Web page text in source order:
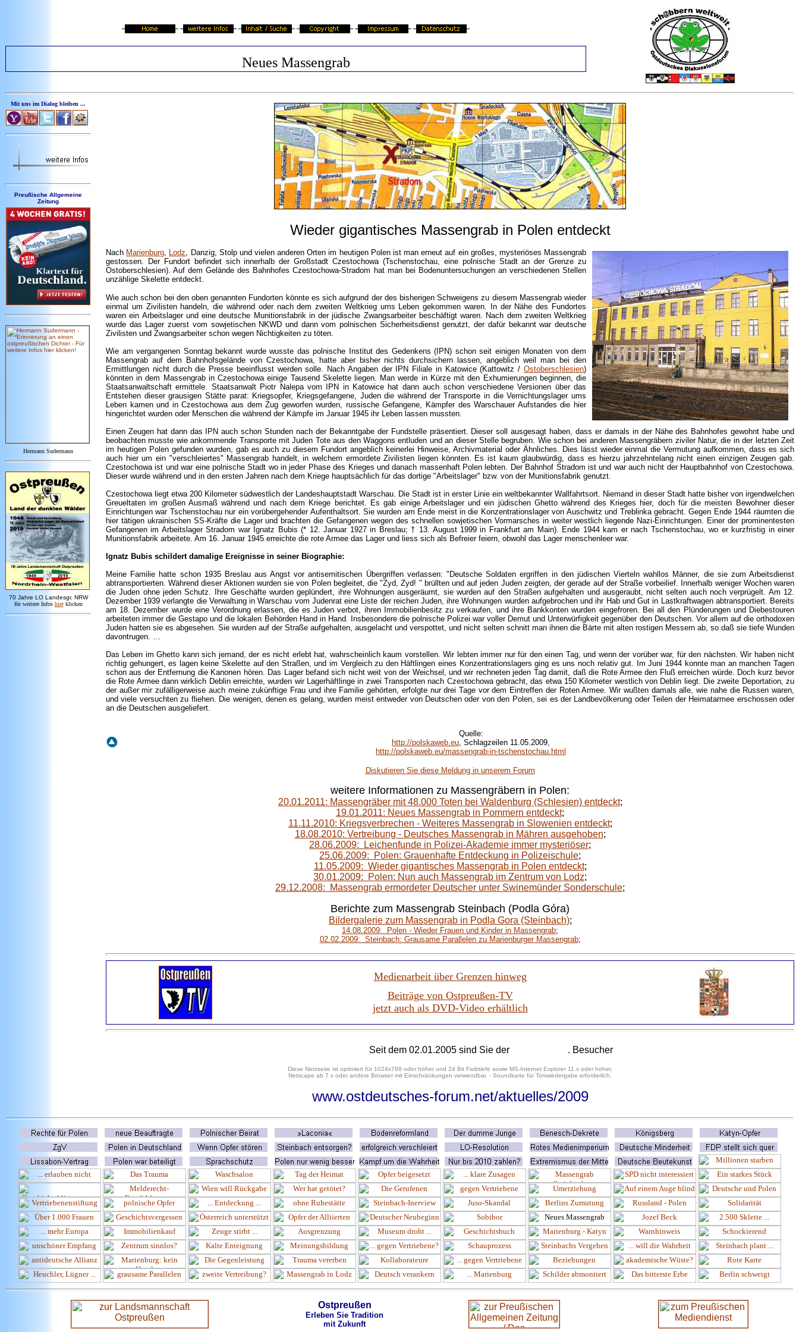
Neues Massengrab
Mit uns im Dialog bleiben ...
Preußische Allgemeine
Zeitung
Hermann Sudermann
70 Jahre LO Landesgr. NRW
für weitere Infos hier klicken
Wieder gigantisches Massengrab in Polen entdeckt
Nach Marienburg, Lodz, Danzig, Stolp und vielen anderen Orten im heutigen Polen ist man erneut auf ein großes, mysteriöses Massengrab
gestossen. Der Fundort befindet sich innerhalb der Großstadt Czestochowa (Tschenstochau, eine polnische Stadt an der Grenze zu
Ostoberschlesien). Auf dem Gelände des Bahnhofes Czestochowa-Stradom hat man bei Bodenuntersuchungen an verschiedenen Stellen
unzählige Skelette entdeckt.
Wie auch schon bei den oben genannten Fundorten könnte es sich aufgrund der des bisherigen Schweigens zu diesem Massengrab wieder
einmal um Zivilisten handeln, die während oder nach dem zweiten Weltkrieg ums Leben gekommen waren. In der Nähe des Fundortes
waren ein Arbeitslager und eine deutsche Munitionsfabrik in der jüdische Zwangsarbeiter beschäftigt waren. Nach dem zweiten Weltkrieg
wurde das Lager zuerst vom sowjetischen NKWD und dann vom polnischen Sicherheitsdienst genutzt, der dafür bekannt war deutsche
Zivilisten und Zwangsarbeiter schon wegen Nichtigkeiten zu töten.
Wie am vergangenen Sonntag bekannt wurde wusste das polnische Institut des Gedenkens (IPN) schon seit einigen Monaten von dem
Massengrab auf dem Bahnhofsgelände von Czestochowa, hatte aber bisher nichts durchsichern lassen, angeblich weil man bei den
Ermittlungen nicht durch die Presse beeinflusst werden solle. Nach Angaben der IPN Filiale in Katowice (Kattowitz / Ostoberschlesien)
könnten in dem Massengrab in Czestochowa einige Tausend Skelette liegen. Man werde in Kürze mit den Exhumierungen beginnen, die
Staatsanwaltschaft ermittele. Staatsanwalt Piotr Nalepa vom IPN in Katowice hat dann auch schon verschiedene Versionen über das
Entstehen dieser grausigen Stätte parat: Kriegsopfer, Kriegsgefangene, Juden die während der Transporte in die Vernichtungslager ums
Leben kamen und in Czestochowa aus dem Zug geworfen wurden, russische Gefangene, Kämpfer des Warschauer Aufstandes die hier
hingerichtet wurden oder Menschen die während der Kämpfe im Januar 1945 ihr Leben lassen mussten.
Einen Zeugen hat dann das IPN auch schon Stunden nach der Bekanntgabe der Fundstelle präsentiert. Dieser soll ausgesagt haben, dass er damals in der Nähe des Bahnhofes gewohnt habe und
beobachten musste wie ankommende Transporte mit Juden Tote aus den Waggons entluden und an dieser Stelle begruben. Wie schon bei anderen Massengräbern ziviler Natur, die in der letzten Zeit
im heutigen Polen gefunden wurden, gab es auch zu diesem Fundort angeblich keinerlei Hinweise, Archivmaterial oder Ähnliches. Dies lässt wieder einmal die Vermutung aufkommen, dass es sich
auch hier um ein "verschleiertes" Massengrab handelt, in welchem ermordete Zivilisten liegen könnten. Es ist kaum glaubwürdig, dass es hierzu jahrzehntelang nicht einen einzigen Zeugen gab.
Czestochowa ist und war eine polnische Stadt wo in jeder Phase des Krieges und danach massenhaft Polen lebten. Der Bahnhof Stradom ist und war auch nicht der Hauptbahnhof von Czestochowa.
Dieser wurde während und in den ersten Jahren nach dem Kriege hauptsächlich für das dortige "Arbeitslager" bzw. von der Munitionsfabrik genutzt.
Czestochowa liegt etwa 200 Kilometer südwestlich der Landeshauptstadt Warschau. Die Stadt ist in erster Linie ein weltbekannter Wallfahrtsort. Niemand in dieser Stadt hatte bisher von irgendwelchen
Greueltaten im großen Ausmaß während und nach dem Kriege berichtet. Es gab einige Arbeitslager und ein jüdischen Ghetto während des Krieges hier, doch für die meisten Bewohner dieser
Einrichtungen war Tschenstochau nur ein vorübergehender Aufenthaltsort. Sie wurden am Ende meist in die Konzentrationslager von Auschwitz und Treblinka gebracht. Gegen Ende 1944 räumten die
hier tätigen ukrainischen SS-Kräfte die Lager und brachten die Gefangenen wegen des schnellen sowjetischen Vormarsches in weiter westlich liegende Nazi-Einrichtungen. Einer der prominentesten
Gefangenen im Arbeitslager Stradom war Ignatz Bubis (* 12. Januar 1927 in Breslau; † 13. August 1999 in Frankfurt am Main). Ende 1944 kam er nach Tschenstochau, wo er kurzfristig in einer
Munitionsfabrik arbeitete. Am 16. Januar 1945 erreichte die rote Armee das Lager und liess sich als Befreier feiern, obwohl das Lager menschenleer war.
Ignatz Bubis schildert damalige Ereignisse in seiner Biographie:
Meine Familie hatte schon 1935 Breslau aus Angst vor antisemitischen Übergriffen verlassen: "Deutsche Soldaten ergriffen in den jüdischen Vierteln wahllos Männer, die sie zum Arbeitsdienst
abtransportierten. Während dieser Aktionen wurden sie von Polen begleitet, die "Zyd, Zyd! " brüllten und auf jeden Juden zeigten, der gerade auf der Straße vorbeilief. Innerhalb weniger Wochen waren
die Juden ohne jeden Schutz. Ihre Geschäfte wurden geplündert, ihre Wohnungen ausgeräumt, sie wurden auf den Straßen aufgehalten und ausgeraubt, nicht selten auch noch verprügelt. Am 12.
Dezember 1939 verlangte die Verwaltung in Warschau vom Judenrat eine Liste der reichen Juden, ihre Wohnungen wurden aufgebrochen und ihr Hab und Gut in Lastkraftwagen abtransportiert. Bereits
am 18. Dezember wurde eine Verordnung erlassen, die es Juden verbot, ihren Immobilienbesitz zu verkaufen, und ihre Bankkonten wurden eingefroren. Bei all den Plünderungen und Diebestouren
arbeiteten immer die Gestapo und die lokalen Behörden Hand in Hand. Insbesondere die polnische Polizei war voller Demut und Unterwürfigkeit gegenüber den Deutschen. Vor allem auf die orthodoxen
Juden hatten sie es abgesehen. Sie wurden auf der Straße aufgehalten, ausgelacht und verspottet, und nicht selten schnitt man ihnen die Bärte mit alten rostigen Messern ab, so daß sie tiefe Wunden
davontrugen. …
Das Leben im Ghetto kann sich jemand, der es nicht erlebt hat, wahrscheinlich kaum vorstellen. Wir lebten immer nur für den einen Tag, und wenn der vorüber war, für den nächsten. Wir haben nicht
richtig gehungert, es lagen keine Skelette auf den Straßen, und im Vergleich zu den Häftlingen eines Konzentrationslagers ging es uns noch relativ gut. Im Juni 1944 konnte man an manchen Tagen
schon aus der Entfernung die Kanonen hören. Das Lager befand sich nicht weit von der Weichsel, und wir rechneten jeden Tag damit, daß die Rote Armee den Fluß erreichen würde. Doch kurz bevor
die Rote Armee dann wirklich Deblin erreichte, wurden wir Lagerhäftlinge in zwei Transporten nach Czestochowa gebracht, das etwa 150 Kilometer westlich von Deblin liegt. Die zweite Deportation, zu
der außer mir zufälligerweise auch meine zukünftige Frau und ihre Familie gehörten, erfolgte nur drei Tage vor dem Eintreffen der Roten Armee. Wir wußten damals alle, wie nahe die Russen waren,
und viele versuchten zu fliehen. Die wenigen, denen es gelang, wurden meist entweder von Deutschen oder von den Polen, sei es der Landbevölkerung oder Teilen der Heimatarmee erschossen oder
an die Deutschen ausgeliefert.
Quelle:
http://polskaweb.eu, Schlagzeilen 11.05.2009,
http://polskaweb.eu/massengrab-in-tschenstochau.html
Diskutieren Sie diese Meldung in unserem Forum
weitere Informationen zu Massengräbern in Polen:
20.01.2011: Massengräber mit 48.000 Toten bei Waldenburg (Schlesien) entdeckt;
19.01.2011: Neues Massengrab in Pommern entdeckt;
11.11.2010: Kriegsverbrechen - Weiteres Massengrab in Slowenien entdeckt;
18.08.2010: Vertreibung - Deutsches Massengrab in Mähren ausgehoben;
28.06.2009: Leichenfunde in Polizei-Akademie immer mysteriöser;
25.06.2009: Polen: Grauenhafte Entdeckung in Polizeischule;
11.05.2009: Wieder gigantisches Massengrab in Polen entdeckt;
30.01.2009: Polen: Nun auch Massengrab im Zentrum von Lodz;
29.12.2008: Massengrab ermordeter Deutscher unter Swinemünder Sonderschule;
Berichte zum Massengrab Steinbach (Podla Góra)
Bildergalerie zum Massengrab in Podla Gora (Steinbach);
14.08.2009: Polen - Wieder Frauen und Kinder in Massengrab;
02.02.2009: Steinbach: Grausame Parallelen zu Marienburger Massengrab;
Medienarbeit über Grenzen hinweg
Beiträge von Ostpreußen-TV
jetzt auch als DVD-Video erhältlich
Seit dem 02.01.2005 sind Sie der . Besucher
Diese Netzseite ist optimiert für 1024x768 oder höher und 24 Bit Farbtiefe sowie MS-Internet Explorer 11.x oder höher.
Netscape ab 7.x oder andere Browser mit Einschränkungen verwendbar. - Soundkarte für Tonwiedergabe erforderlich.
www.ostdeutsches-forum.net/aktuelles/2009
Ostpreußen
Erleben Sie Tradition
mit Zukunft